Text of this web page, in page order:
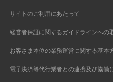
サイトのご利用にあたって
経営者保証に関するガイドラインへの
お客さま本位の業務運営に関する基本
電子決済等代行業者との連携及び協働